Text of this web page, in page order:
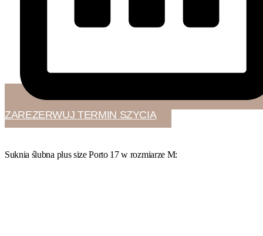
ZAREZERWUJ TERMIN SZYCIA
Suknia ślubna plus size Porto 17 w rozmiarze M: